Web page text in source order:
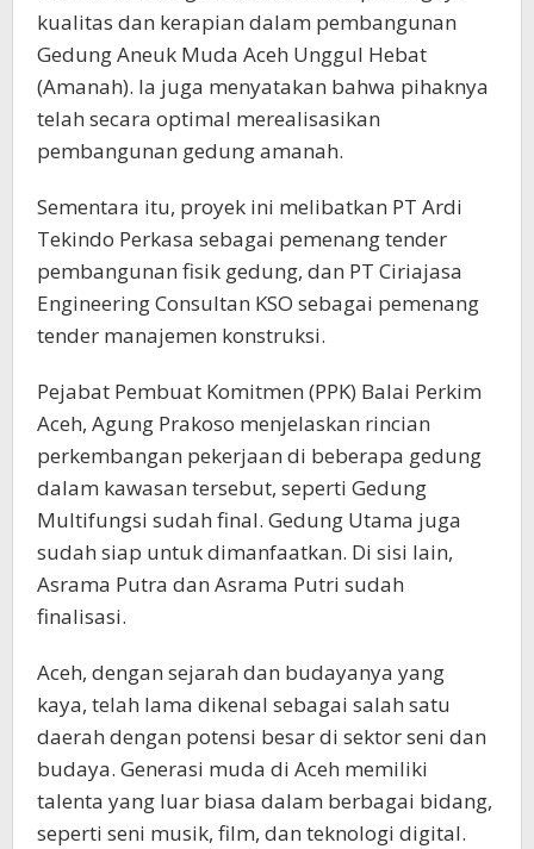
kualitas dan kerapian dalam pembangunan
Gedung Aneuk Muda Aceh Unggul Hebat
(Amanah). Ia juga menyatakan bahwa pihaknya
telah secara optimal merealisasikan
pembangunan gedung amanah.
Sementara itu, proyek ini melibatkan PT Ardi
Tekindo Perkasa sebagai pemenang tender
pembangunan fisik gedung, dan PT Ciriajasa
Engineering Consultan KSO sebagai pemenang
tender manajemen konstruksi.
Pejabat Pembuat Komitmen (PPK) Balai Perkim
Aceh, Agung Prakoso menjelaskan rincian
perkembangan pekerjaan di beberapa gedung
dalam kawasan tersebut, seperti Gedung
Multifungsi sudah final. Gedung Utama juga
sudah siap untuk dimanfaatkan. Di sisi lain,
Asrama Putra dan Asrama Putri sudah
finalisasi.
Aceh, dengan sejarah dan budayanya yang
kaya, telah lama dikenal sebagai salah satu
daerah dengan potensi besar di sektor seni dan
budaya. Generasi muda di Aceh memiliki
talenta yang luar biasa dalam berbagai bidang,
seperti seni musik, film, dan teknologi digital.